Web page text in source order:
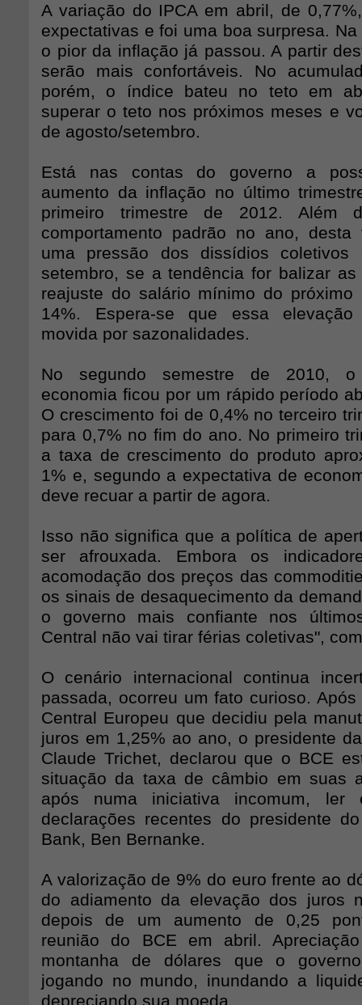
A variação do IPCA em abril, de
expectativas e foi uma boa surpresa.
o pior da inflação já passou. A partir
serão mais confortáveis. No
porém, o índice bateu no teto em
superar o teto nos próximos meses e
de agosto/setembro.
Está nas contas do governo a
aumento da inflação no último
primeiro trimestre de 2012. Além
comportamento padrão no ano,
uma pressão dos dissídios coletivos
setembro, se a tendência for balizar as
reajuste do salário mínimo do
14%. Espera-se que essa elevação
movida por sazonalidades.
No segundo semestre de 2010, o
economia ficou por um rápido período
O crescimento foi de 0,4% no terceiro
para 0,7% no fim do ano. No primeiro
a taxa de crescimento do produto
1% e, segundo a expectativa de
deve recuar a partir de agora.
Isso não significa que a política de
ser afrouxada. Embora os
acomodação dos preços das
os sinais de desaquecimento da
o governo mais confiante nos
Central não vai tirar férias coletivas",
O cenário internacional continua
passada, ocorreu um fato curioso.
Central Europeu que decidiu pela
juros em 1,25% ao ano, o presidente
Claude Trichet, declarou que o BCE
situação da taxa de câmbio em suas
após numa iniciativa incomum,
declarações recentes do presidente
Bank, Ben Bernanke.
A valorização de 9% do euro frente ao
do adiamento da elevação dos juros
depois de um aumento de 0,25
reunião do BCE em abril.
montanha de dólares que o
jogando no mundo, inundando a
depreciando sua moeda.